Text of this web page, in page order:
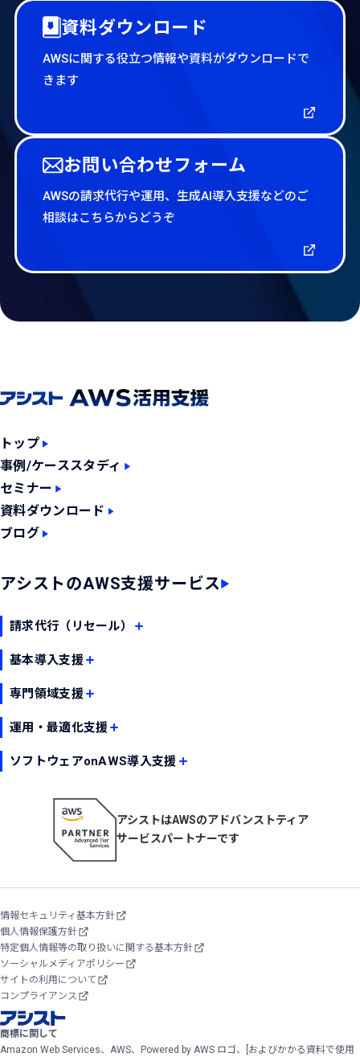
資料ダウンロード
AWSに関する役立つ情報や資料がダウンロードで
きます
お問い合わせフォーム
AWSの請求代行や運用、生成AI導入支援などのご
相談はこちらからどうぞ
トップ
事例/ケーススタディ
セミナー
資料ダウンロード
ブログ
アシストはAWSのアドバンストティア
サービスパートナーです
アシストのAWS支援サービス
請求代行（リセール）
AWS請求代行サービス （マルチアカウント対応版）
基本導入支援
AWSデータベース構築・移行サービス
Amazon Redshift 構築・移行支援
オンプレミスサーバー移行サービス
専門領域支援
AWS 仮想デスクトップ＆アプリケーション仮想化環境導入サービス
Amazon Connectコンタクトセンター導入支援
運用・最適化支援
アシストAWS運用代行サービス
AWS標準化検討・ガイドライン作成サービス
AWSコスト最適化アドバイザリー支援
AWS診断サービス
ソフトウェアonAWS導入支援
JP1 on AWS
Zabbix on AWS
Logstorage on AWS
DataSpider on AWS
Precisely Connect on AWS
Qlik on AWS
WebFOCUS on AWS
情報セキュリティ基本方針
個人情報保護方針
特定個人情報等の取り扱いに関する基本方針
ソーシャルメディアポリシー
サイトの利用について
コンプライアンス
商標に関して
Amazon Web Services、AWS、Powered by AWS ロゴ、[およびかかる資料で使用